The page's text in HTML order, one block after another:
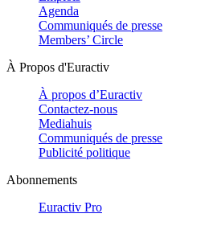
Agenda
Communiqués de presse
Members’ Circle
À Propos d'Euractiv
À propos d’Euractiv
Contactez-nous
Mediahuis
Communiqués de presse
Publicité politique
Abonnements
Euractiv Pro